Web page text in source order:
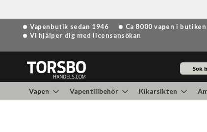
Hoppa
till
Vapenbutik sedan 1946
Ca 8000 vapen i butiken
Vi hjälper dig med licensansökan
Vapen Vapentillbehör Kikarsikten